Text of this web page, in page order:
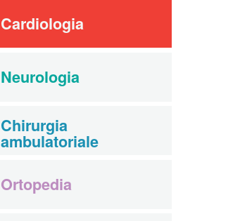
Cardiologia
Neurologia
Chirurgia
ambulatoriale
Ortopedia